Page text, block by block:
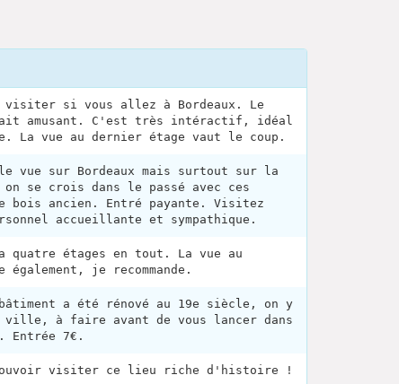
visiter si vous allez à Bordeaux. Le
amusant. C'est très intéractif, idéal
La vue au dernier étage vaut le coup.
vue sur Bordeaux mais surtout sur la
se crois dans le passé avec ces
bois ancien. Entré payante. Visitez
accueillante et sympathique.
quatre étages en tout. La vue au
je recommande.
a été rénové au 19e siècle, on y
à faire avant de vous lancer dans
Entrée 7€.
visiter ce lieu riche d'histoire !